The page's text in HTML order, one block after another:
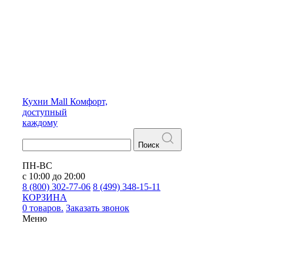
Кухни Mall Комфорт,
доступный
каждому
Поиск
ПН-ВС
с 10:00 до 20:00
8 (800) 302-77-06 8 (499) 348-15-11
КОРЗИНА
0 товаров. Заказать звонок
Меню